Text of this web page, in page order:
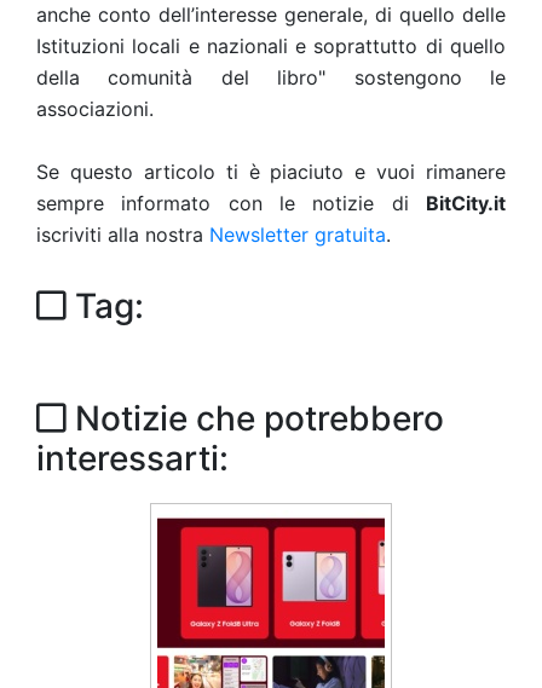
anche conto dell’interesse generale, di quello delle
Istituzioni locali e nazionali e soprattutto di quello
della comunità del libro" sostengono le
associazioni.
Se questo articolo ti è piaciuto e vuoi rimanere
sempre informato con le notizie di BitCity.it
iscriviti alla nostra Newsletter gratuita.
Tag:
Notizie che potrebbero
interessarti: